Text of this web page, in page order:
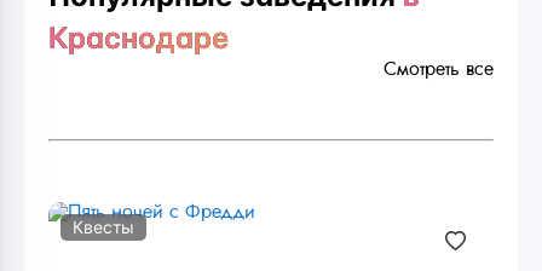
Краснодаре
Смотреть все
Квесты